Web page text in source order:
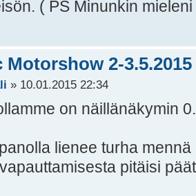
( PS Minunkin
Motorshow 2-3.5.2015
» 10.01.2015 22:34
on näillänäkymin
lienee turha
pitäisi